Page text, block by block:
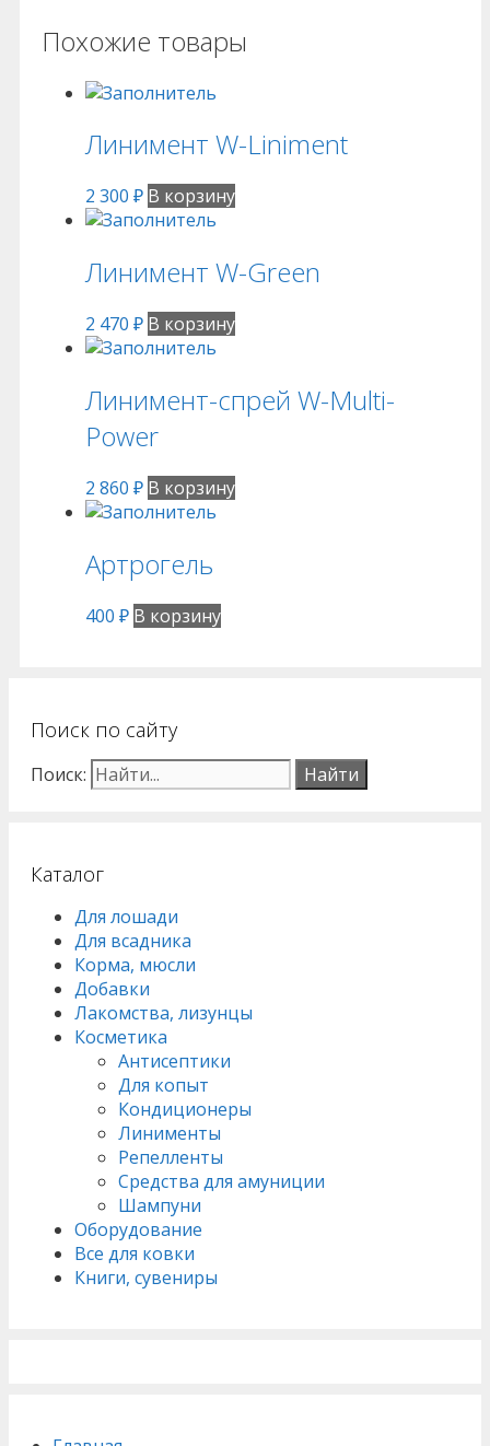
Похожие товары
Линимент W-Liniment
2 300 ₽ В корзину
Линимент W-Green
2 470 ₽ В корзину
Линимент-спрей W-Multi-
Power
2 860 ₽ В корзину
Артрогель
400 ₽ В корзину
Поиск по сайту
Поиск:
Каталог
Для лошади
Для всадника
Корма, мюсли
Добавки
Лакомства, лизунцы
Косметика
Антисептики
Для копыт
Кондиционеры
Линименты
Репелленты
Средства для амуниции
Шампуни
Оборудование
Все для ковки
Книги, сувениры